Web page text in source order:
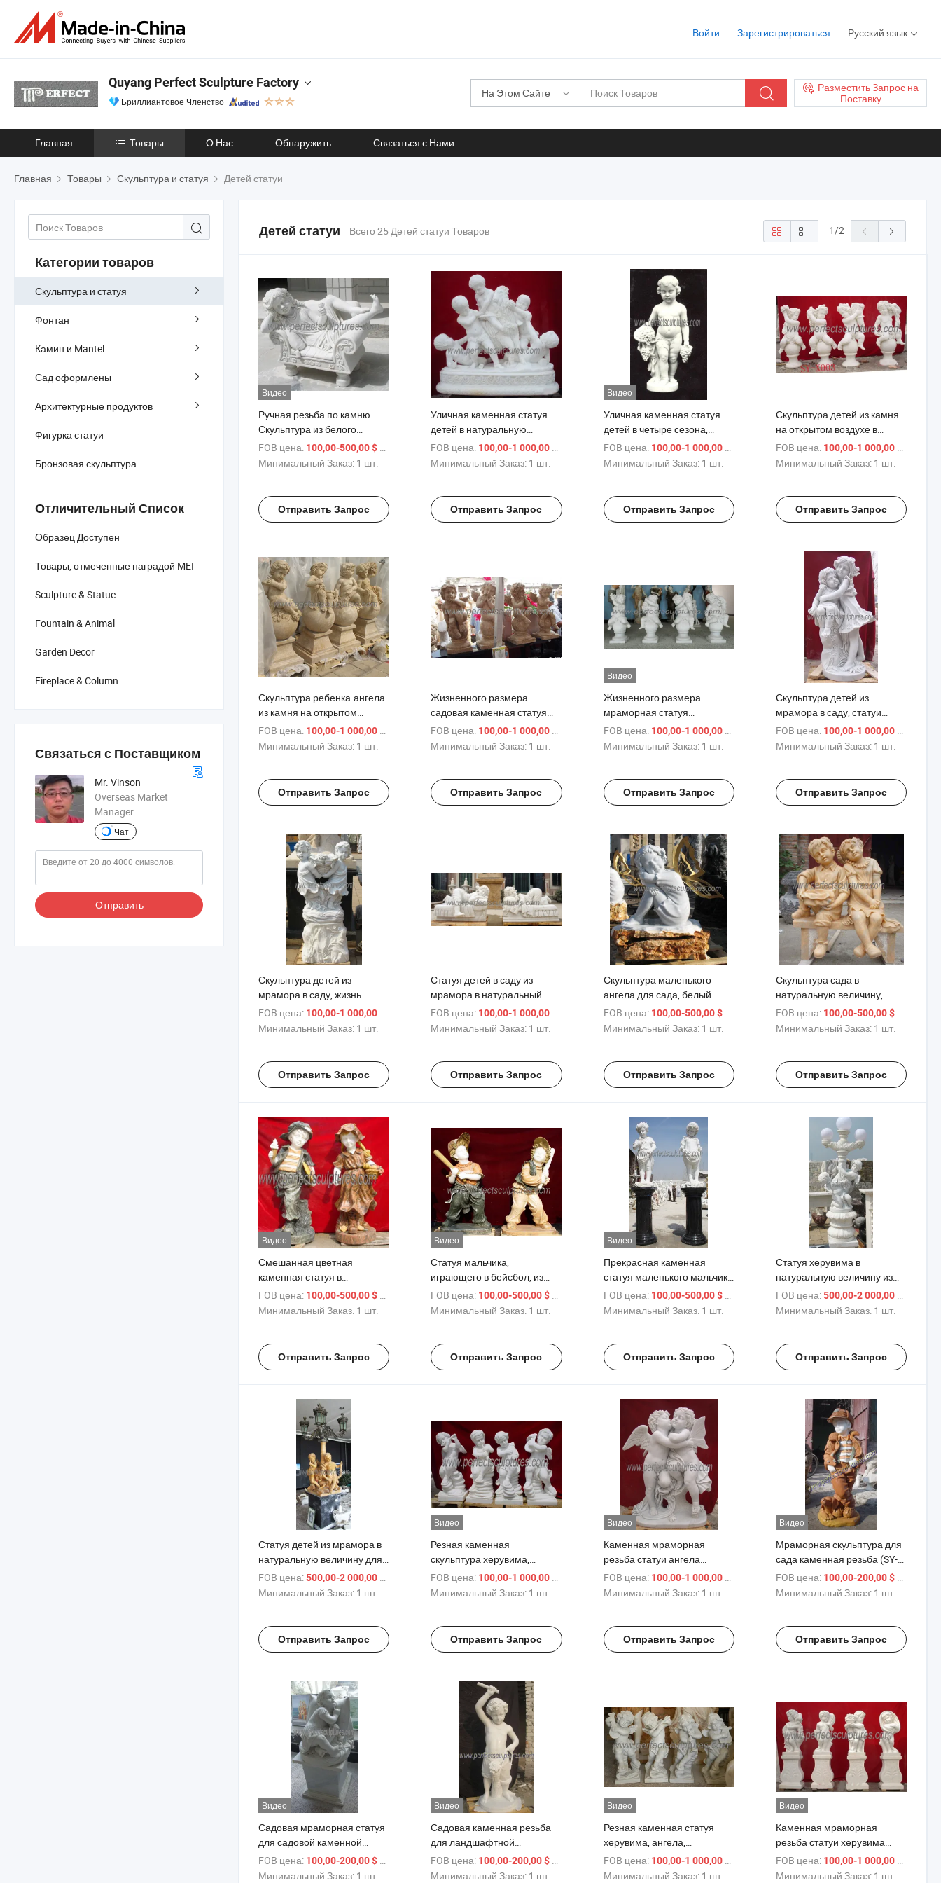
Войти Зарегистрироваться Русский язык
На Этом Сайте
Разместить Запрос на
Поставку
Quyang Perfect Sculpture Factory
Бриллиантовое Членство
Главная Товары О Нас Обнаружить Связаться с Нами
Главная Товары Скульптура и статуя Детей статуи
Категории товаров
Скульптура и статуя
Фонтан
Камин и Mantel
Сад оформлены
Архитектурные продуктов
Фигурка статуи
Бронзовая скульптура
Отличительный Список
Образец Доступен
Товары, отмеченные наградой MEI
Sculpture & Statue
Fountain & Animal
Garden Decor
Fireplace & Column
Связаться с Поставщиком
Mr. Vinson
Overseas Market
Manager
Чат
Отправить
Детей статуи Всего 25 Детей статуи Товаров 1/2
Видео
Ручная резьба по камню
Скульптура из белого
мрамора Милый маленький
ребенок Статуя для
FOB цена: 100,00-500,00 $ / шт.
Минимальный Заказ: 1 шт.
Отправить Запрос
Уличная каменная статуя
детей в натуральную
величину, мальчик и
девочка, мраморная
FOB цена: 100,00-1 000,00 $
Минимальный Заказ: 1 шт.
Отправить Запрос
Видео
Уличная каменная статуя
детей в четыре сезона,
жизнь размером мальчик и
девочка, мраморная
FOB цена: 100,00-1 000,00 $
Минимальный Заказ: 1 шт.
Отправить Запрос
Скульптура детей из камня
на открытом воздухе в
четыре сезона, жизнь
размером мальчик и
FOB цена: 100,00-1 000,00 $
Минимальный Заказ: 1 шт.
Отправить Запрос
Скульптура ребенка-ангела
из камня на открытом
воздухе, размер в
натуральную величину,
FOB цена: 100,00-1 000,00 $
Минимальный Заказ: 1 шт.
Отправить Запрос
Жизненного размера
садовая каменная статуя
херувима мраморный
маленький ангел детская
FOB цена: 100,00-1 000,00 $
Минимальный Заказ: 1 шт.
Отправить Запрос
Видео
Жизненного размера
мраморная статуя
маленького ангела, детская
скульптура, каменный
FOB цена: 100,00-1 000,00 $
Минимальный Заказ: 1 шт.
Отправить Запрос
Скульптура детей из
мрамора в саду, статуи
мальчика и девочки в
натуральную величину для
FOB цена: 100,00-1 000,00 $
Минимальный Заказ: 1 шт.
Отправить Запрос
Скульптура детей из
мрамора в саду, жизнь
размером мальчик и
девочка, уличная статуя (SY-
FOB цена: 100,00-1 000,00 $
Минимальный Заказ: 1 шт.
Отправить Запрос
Статуя детей в саду из
мрамора в натуральный
размер мальчика и девочки
(SY-X0160)
FOB цена: 100,00-1 000,00 $
Минимальный Заказ: 1 шт.
Отправить Запрос
Скульптура маленького
ангела для сада, белый
мрамор, статуя девочки с
золотыми крыльями (SY-
FOB цена: 100,00-500,00 $
Минимальный Заказ: 1 шт.
Отправить Запрос
Скульптура сада в
натуральную величину,
мраморная каменная
статуя мальчика и девочки,
FOB цена: 100,00-500,00 $
Минимальный Заказ: 1 шт.
Отправить Запрос
Видео
Смешанная цветная
каменная статуя в
натуральную величину
мальчика и девочки,
FOB цена: 100,00-500,00 $ / шт.
Минимальный Заказ: 1 шт.
Отправить Запрос
Видео
Статуя мальчика,
играющего в бейсбол, из
мрамора, в натуральную
величину, скульптура для
FOB цена: 100,00-500,00 $ / шт.
Минимальный Заказ: 1 шт.
Отправить Запрос
Видео
Прекрасная каменная
статуя маленького мальчика
и девочки в натуральную
величину, мраморная
FOB цена: 100,00-500,00 $ / шт.
Минимальный Заказ: 1 шт.
Отправить Запрос
Статуя херувима в
натуральную величину из
камня для сада, мраморный
ангел-ребенок, лампа,
FOB цена: 500,00-2 000,00 $
Минимальный Заказ: 1 шт.
Отправить Запрос
Статуя детей из мрамора в
натуральную величину для
сада, лампа-скульптура для
улицы (SY-X0176)
FOB цена:500,00-2 000,00 $
Минимальный Заказ: 1 шт.
Отправить Запрос
Видео
Резная каменная
скульптура херувима,
маленький ангел,
мраморная статуя (SY-X004)
FOB цена: 100,00-1 000,00 $
Минимальный Заказ: 1 шт.
Отправить Запрос
Видео
Каменная мраморная
резьба статуи ангела
скульптуры херувима (SY-
X042)
FOB цена: 100,00-1 000,00 $
Минимальный Заказ: 1 шт.
Отправить Запрос
Видео
Мраморная скульптура для
сада каменная резьба (SY-
C006)
FOB цена: 100,00-200,00 $ / шт.
Минимальный Заказ: 1 шт.
Отправить Запрос
Видео
Садовая мраморная статуя
для садовой каменной
скульптуры (SY-X0155)
FOB цена: 100,00-200,00 $
Минимальный Заказ: 1 шт.
Видео
Садовая каменная резьба
для ландшафтной
скульптуры камня (SY-
X0154)
FOB цена: 100,00-200,00 $
Минимальный Заказ: 1 шт.
Видео
Резная каменная статуя
херувима, ангела,
маленького ребенка,
мраморная скульптура (SY-
FOB цена: 100,00-1 000,00 $
Минимальный Заказ: 1 шт.
Видео
Каменная мраморная
резьба статуи херувима
ангела (SY-X002)
FOB цена: 100,00-1 000,00 $
Минимальный Заказ: 1 шт.